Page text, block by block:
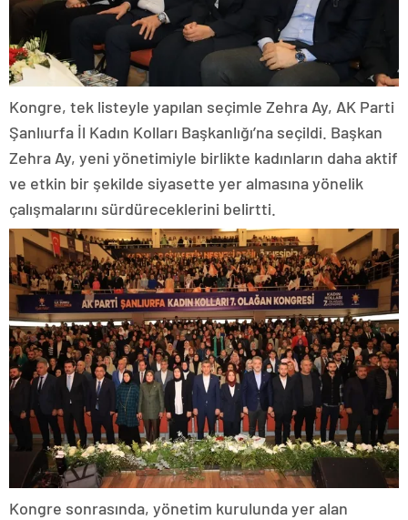
Kongre, tek listeyle yapılan seçimle Zehra Ay, AK Parti
Şanlıurfa İl Kadın Kolları Başkanlığı’na seçildi. Başkan
Zehra Ay, yeni yönetimiyle birlikte kadınların daha aktif
ve etkin bir şekilde siyasette yer almasına yönelik
çalışmalarını sürdüreceklerini belirtti.
Kongre sonrasında, yönetim kurulunda yer alan